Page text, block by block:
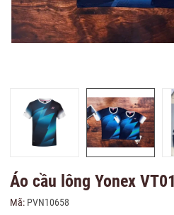
Áo cầu lông Yonex
Mã: PVN10658